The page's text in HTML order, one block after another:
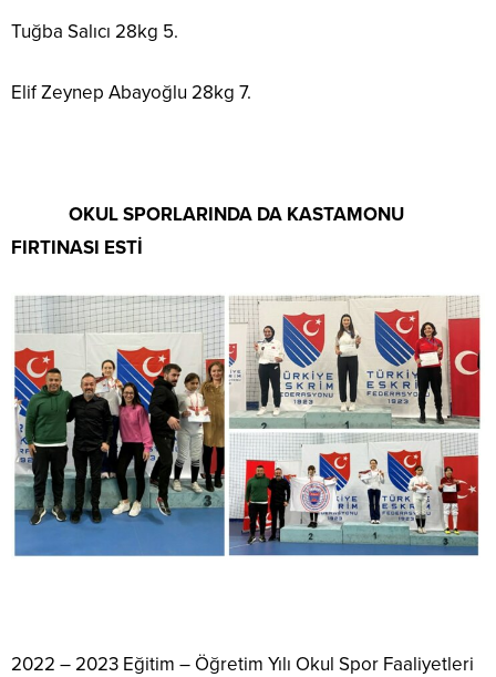
Tuğba Salıcı 28kg 5.
Elif Zeynep Abayoğlu 28kg 7.
OKUL SPORLARINDA DA KASTAMONU
FIRTINASI ESTİ
2022 – 2023 Eğitim – Öğretim Yılı Okul Spor Faaliyetleri